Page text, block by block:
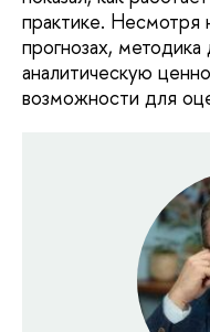
практике. Несмотря
прогнозах,
аналитическую
возможности для